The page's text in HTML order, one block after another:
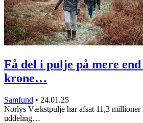
Få del i pulje på mere
krone…
Samfund • 24.01.25
Norlys Vækstpulje har afsat 11,3 millioner
uddeling…